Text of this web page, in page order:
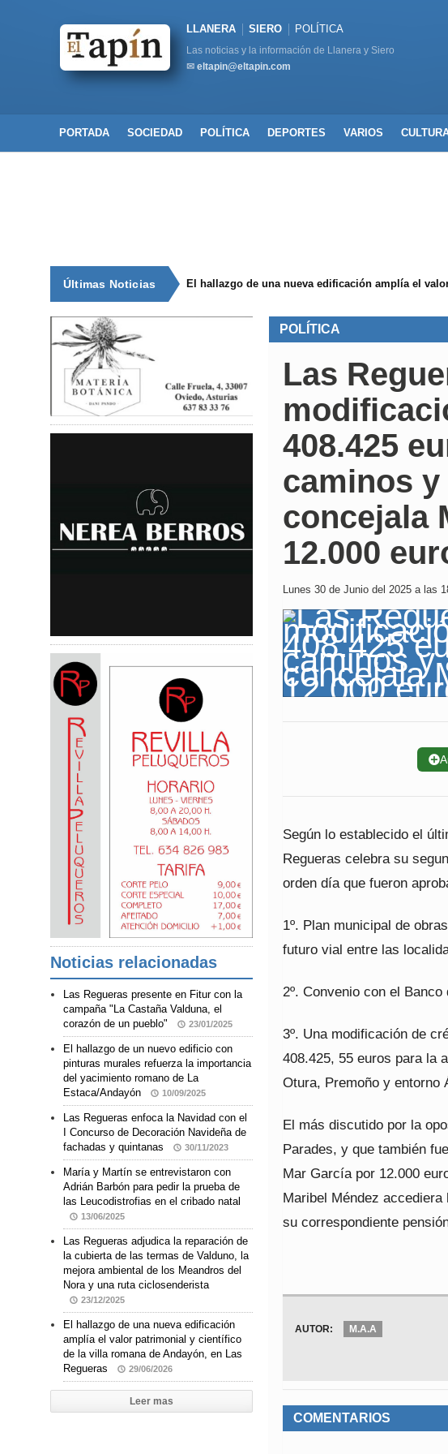
LLANERA SIERO POLÍTICA
Las noticias y la información de Llanera y Siero
✉ eltapin@eltapin.com
PORTADA SOCIEDAD POLÍTICA DEPORTES VARIOS
Últimas Noticias El hallazgo de una nueva edificación amplía el
POLÍTICA
Las
408.425
caminos
concejala
12.000
Lunes 30 de Junio del 2025 a las
➕
Según lo establecido el
Regueras celebra su
orden día que fueron
1º. Plan municipal de
futuro vial entre las
2º. Convenio con el
3º. Una modificación de
408.425, 55 euros para la
Otura, Premoño y entorno
El más discutido por la
Parades, y que también
Mar García por 12.000
Maribel Méndez
su correspondiente
AUTOR: M.A.A
COMENTARIOS
Noticias relacionadas
Las Regueras presente en Fitur con la
campaña "La Castaña Valduna, el
corazón de un pueblo"
23/01/2025
El hallazgo de un nuevo edificio con
pinturas murales refuerza la importancia
del yacimiento romano de La
Estaca/Andayón
10/09/2025
Las Regueras enfoca la Navidad con el
I Concurso de Decoración Navideña de
fachadas y quintanas
30/11/2023
María y Martín se entrevistaron con
Adrián Barbón para pedir la prueba de
las Leucodistrofias en el cribado natal
13/06/2025
Las Regueras adjudica la reparación de
la cubierta de las termas de Valduno, la
mejora ambiental de los Meandros del
Nora y una ruta ciclosenderista
23/12/2025
El hallazgo de una nueva edificación
amplía el valor patrimonial y científico
de la villa romana de Andayón, en Las
Regueras
29/06/2026
Leer mas